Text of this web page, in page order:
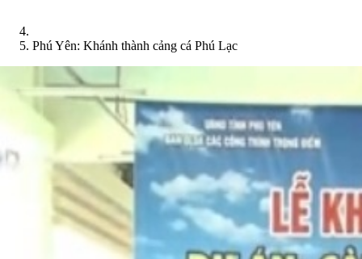
Phú Yên: Khánh thành cảng cá Phú Lạc